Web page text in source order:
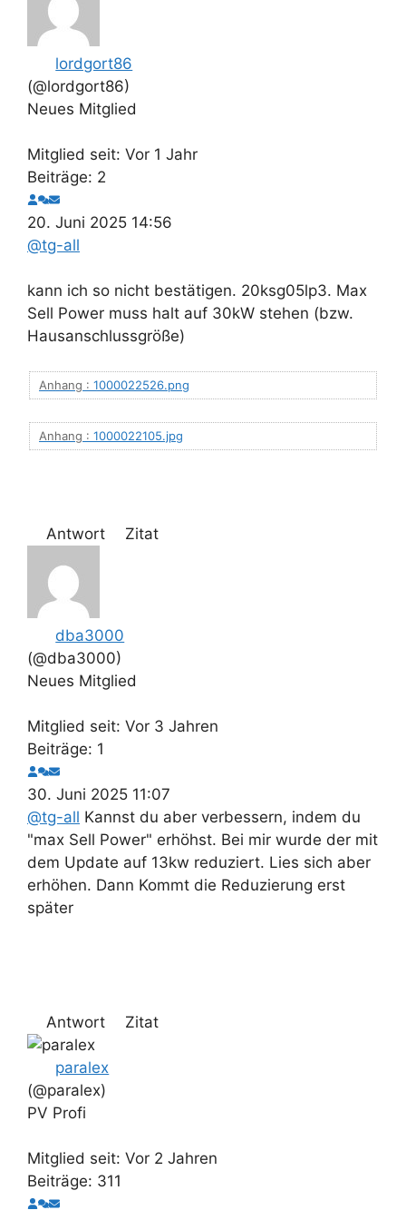
lordgort86
(@lordgort86)
Neues Mitglied
Mitglied seit: Vor 1 Jahr
Beiträge: 2
20. Juni 2025 14:56
@tg-all
kann ich so nicht bestätigen. 20ksg05lp3. Max
Sell Power muss halt auf 30kW stehen (bzw.
Hausanschlussgröße)
Anhang : 1000022526.png
Anhang : 1000022105.jpg
Antwort Zitat
dba3000
(@dba3000)
Neues Mitglied
Mitglied seit: Vor 3 Jahren
Beiträge: 1
30. Juni 2025 11:07
@tg-all Kannst du aber verbessern, indem du
"max Sell Power" erhöhst. Bei mir wurde der mit
dem Update auf 13kw reduziert. Lies sich aber
erhöhen. Dann Kommt die Reduzierung erst
später
Antwort Zitat
paralex
(@paralex)
PV Profi
Mitglied seit: Vor 2 Jahren
Beiträge: 311